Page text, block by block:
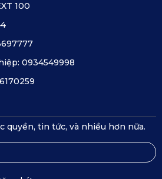
dài hạn trong vòng 18 tháng
100
0934549998
quyền, tin tức, và nhiều hơn nữa.